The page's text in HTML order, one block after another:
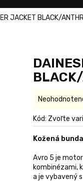
JACKET BLACK/
Kód: Zvoľte
Kožená
Avro 5 je
kombinézami,
a je vybavený
Priemerné
produktu
je
0,0
5
hviezdičiek.